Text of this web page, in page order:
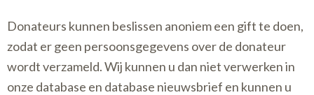
Donateurs kunnen beslissen anoniem een gift te doen,
zodat er geen persoonsgegevens over de donateur
wordt verzameld. Wij kunnen u dan niet verwerken in
onze database en database nieuwsbrief en kunnen u